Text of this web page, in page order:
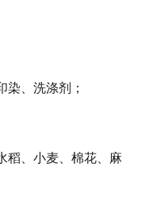
染、洗涤剂；
稻、小麦、棉花、麻